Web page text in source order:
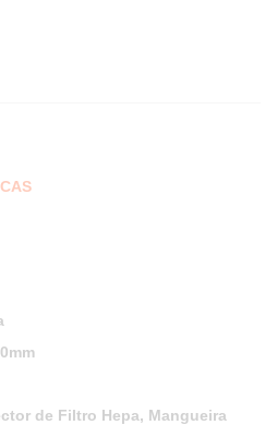
de Filtro Hepa, Mangueira